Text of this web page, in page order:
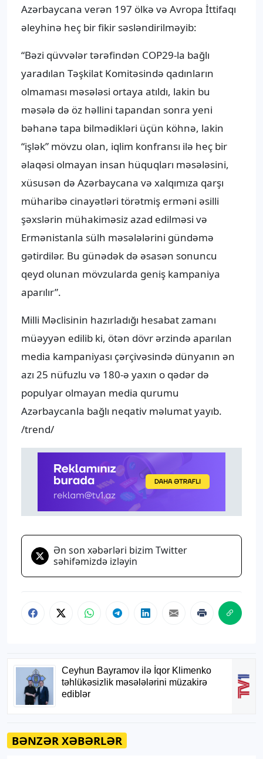
Azərbaycana verən 197 ölkə və Avropa İttifaqı
əleyhinə heç bir fikir səsləndirilməyib:
“Bəzi qüvvələr tərəfindən COP29-la bağlı
yaradılan Təşkilat Komitəsində qadınların
olmaması məsələsi ortaya atıldı, lakin bu
məsələ də öz həllini tapandan sonra yeni
bəhanə tapa bilmədikləri üçün köhnə, lakin
“işlək” mövzu olan, iqlim konfransı ilə heç bir
əlaqəsi olmayan insan hüquqları məsələsini,
xüsusən də Azərbaycana və xalqımıza qarşı
müharibə cinayətləri törətmiş erməni əsilli
şəxslərin mühakiməsiz azad edilməsi və
Ermənistanla sülh məsələlərini gündəmə
gətirdilər. Bu günədək də əsasən sonuncu
qeyd olunan mövzularda geniş kampaniya
aparılır”.
Milli Məclisinin hazırladığı hesabat zamanı
müəyyən edilib ki, ötən dövr ərzində aparılan
media kampaniyası çərçivəsində dünyanın ən
azı 25 nüfuzlu və 180-ə yaxın o qədər də
populyar olmayan media qurumu
Azərbaycanla bağlı neqativ məlumat yayıb.
/trend/
Ən son xəbərləri bizim Twitter
səhifəmizdə izləyin
BƏNZƏR XƏBƏRLƏR